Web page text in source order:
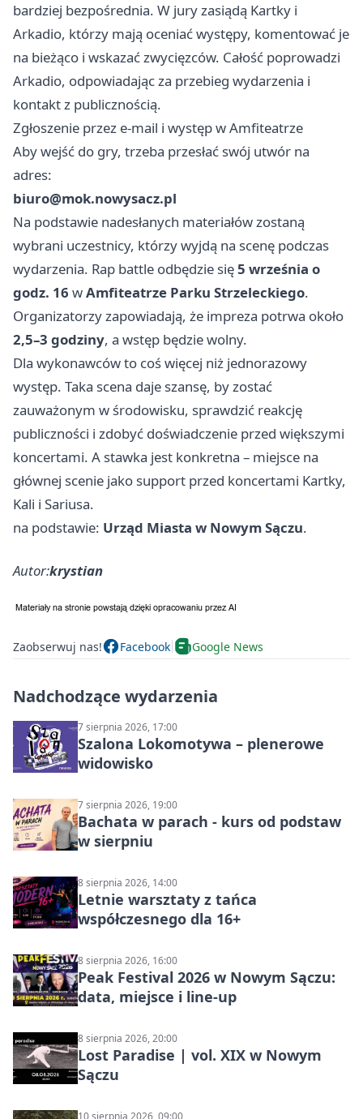
bardziej bezpośrednia. W jury zasiądą Kartky i
Arkadio, którzy mają oceniać występy, komentować je
na bieżąco i wskazać zwycięzców. Całość poprowadzi
Arkadio, odpowiadając za przebieg wydarzenia i
kontakt z publicznością.
Zgłoszenie przez e-mail i występ w Amfiteatrze
Aby wejść do gry, trzeba przesłać swój utwór na
adres:
biuro@mok.nowysacz.pl
Na podstawie nadesłanych materiałów zostaną
wybrani uczestnicy, którzy wyjdą na scenę podczas
wydarzenia. Rap battle odbędzie się5 września o
godz. 16 wAmfiteatrze Parku Strzeleckiego.
Organizatorzy zapowiadają, że impreza potrwa około
2,5–3 godziny, a wstęp będzie wolny.
Dla wykonawców to coś więcej niż jednorazowy
występ. Taka scena daje szansę, by zostać
zauważonym w środowisku, sprawdzić reakcję
publiczności i zdobyć doświadczenie przed większymi
koncertami. A stawka jest konkretna – miejsce na
głównej scenie jako support przed koncertami Kartky,
Kali i Sariusa.
na podstawie: Urząd Miasta w Nowym Sączu.
Autor:krystian
Zaobserwuj nas! Facebook Google News
Nadchodzące wydarzenia
7 sierpnia 2026, 17:00
Szalona Lokomotywa – plenerowe
widowisko
7 sierpnia 2026, 19:00
Bachata w parach - kurs od podstaw
w sierpniu
8 sierpnia 2026, 14:00
Letnie warsztaty z tańca
współczesnego dla 16+
8 sierpnia 2026, 16:00
Peak Festival 2026 w Nowym Sączu:
data, miejsce i line-up
8 sierpnia 2026, 20:00
Lost Paradise | vol. XIX w Nowym
Sączu
10 sierpnia 2026, 09:00